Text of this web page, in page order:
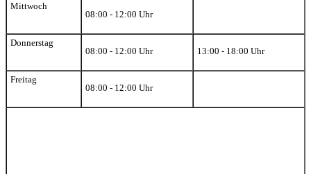
Mittwoch
08:00 - 12:00 Uhr
Donnerstag
08:00 - 12:00 Uhr
13:00 - 18:00 Uhr
Freitag
08:00 - 12:00 Uhr